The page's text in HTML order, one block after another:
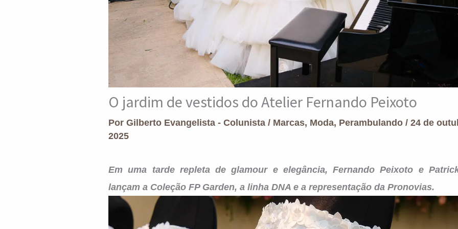
O jardim de vestidos do Atelier Fernando Peixoto
Por Gilberto Evangelista - Colunista / Marcas, Moda, Perambulando / 24 de
2025
Em uma tarde repleta de glamour e elegância, Fernando Peixoto e
lançam a Coleção FP Garden, a linha DNA e a representação da Pronovias.